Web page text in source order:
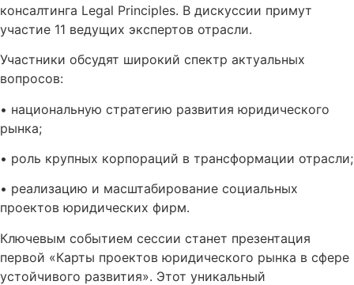
консалтинга Legal Principles. В дискуссии примут
участие 11 ведущих экспертов отрасли.
Участники обсудят широкий спектр актуальных
вопросов:
• национальную стратегию развития юридического
рынка;
• роль крупных корпораций в трансформации отрасли;
• реализацию и масштабирование социальных
проектов юридических фирм.
Ключевым событием сессии станет презентация
первой «Карты проектов юридического рынка в сфере
устойчивого развития». Этот уникальный